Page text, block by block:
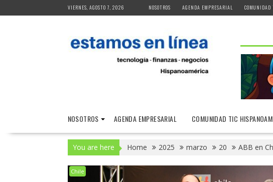
to
VIERNES, AGOSTO 7, 2026 NOSOTROS AGENDA EMPRESARIAL
NOSOTROS AGENDA EMPRESARIAL COMUNIDAD TIC
You are here Home 2025 marzo 20 ABB en
Chile